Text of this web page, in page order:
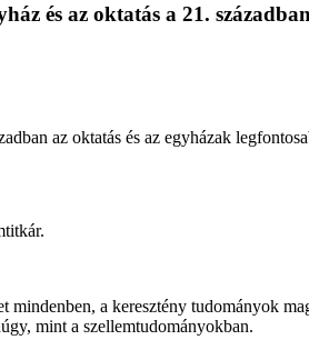
és az oktatás a 21.
az oktatás és az egyházak
a keresztény tudományok
mint a szellemtudományokban.